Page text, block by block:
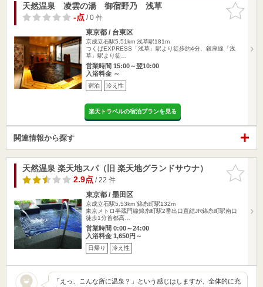
お気に入
りに追加
天然温泉 凌雲の湯 御宿野乃 浅草
-点/ 0 件
東京都 / 台東区
京成立石駅5.51km 浅草駅181m
つくばEXPRESS「浅草」駅より徒歩約4分、銀座線「浅
草」駅より徒…
営業時間 15:00～翌10:00
入浴料金 ～
宿泊 冷え性
楽天トラベルの宿泊プランを見る
関連情報から探す
お気に入
りに追加
天然温泉 楽天地スパ（旧 楽天地グランドサウナ）
2.9点/ 22 件
東京都 / 墨田区
京成立石駅5.53km 錦糸町駅132m
東京メトロ半蔵門線錦糸町駅2番出口直結JR錦糸町駅南口
徒歩1分首都高…
営業時間 0:00～24:00
入浴料金 1,650円～
日帰り 冷え性
「えっ、こんな所に温泉？」という感じはしますが、全体的に充